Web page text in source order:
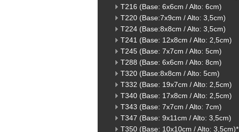
T216 (Base: 6x6cm / Alto: 6cm)
T220 (Base:7x9cm / Alto: 3,5cm)
T224 (Base:8x8cm / Alto: 3,5cm)
T241 (Base: 12x8cm / Alto: 2,5cm)
T245 (Base: 7x7cm / Alto: 5cm)
T288 (Base: 6x6cm / Alto: 8cm)
T320 (Base:8x8cm / Alto: 5cm)
T332 (Base: 19x7cm / Alto: 2,5cm)
T340 (Base: 17x8cm / Alto: 2,5cm)
T343 (Base: 7x7cm / Alto: 7cm)
T347 (Base: 9x11cm / Alto: 3,5cm)
T350 (Base: 10x10cm / Alto: 3,5cm)*